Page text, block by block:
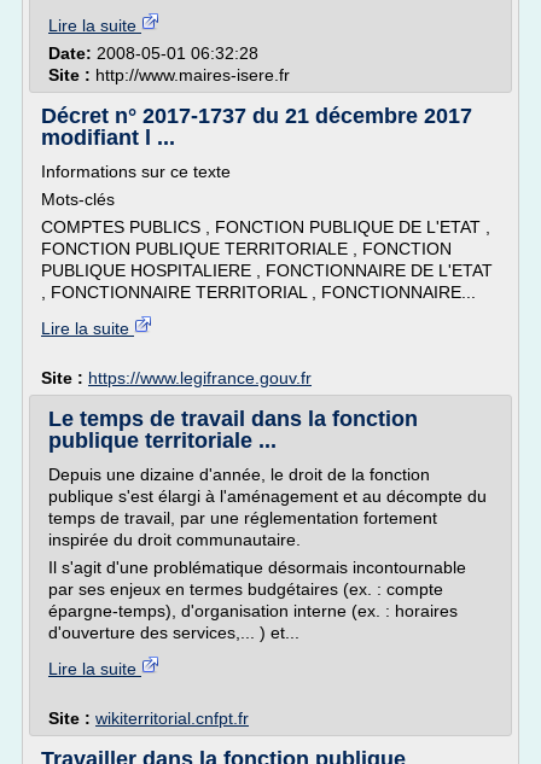
Lire la suite
Date: 2008-05-01 06:32:28
Site : http://www.maires-isere.fr
Décret n° 2017-1737 du 21 décembre 2017
modifiant l ...
Informations sur ce texte
Mots-clés
COMPTES PUBLICS , FONCTION PUBLIQUE DE L'ETAT ,
FONCTION PUBLIQUE TERRITORIALE , FONCTION
PUBLIQUE HOSPITALIERE , FONCTIONNAIRE DE L'ETAT
, FONCTIONNAIRE TERRITORIAL , FONCTIONNAIRE...
Lire la suite
Site : https://www.legifrance.gouv.fr
Le temps de travail dans la fonction
publique territoriale ...
Depuis une dizaine d'année, le droit de la fonction
publique s'est élargi à l'aménagement et au décompte du
temps de travail, par une réglementation fortement
inspirée du droit communautaire.
Il s'agit d'une problématique désormais incontournable
par ses enjeux en termes budgétaires (ex. : compte
épargne-temps), d'organisation interne (ex. : horaires
d'ouverture des services,... ) et...
Lire la suite
Site : wikiterritorial.cnfpt.fr
Travailler dans la fonction publique